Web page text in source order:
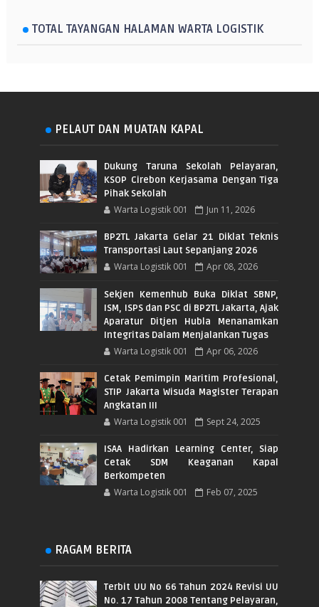
TOTAL TAYANGAN HALAMAN WARTA LOGISTIK
PELAUT DAN MUATAN KAPAL
Dukung Taruna Sekolah Pelayaran,
KSOP Cirebon Kerjasama Dengan Tiga
Pihak Sekolah
Warta Logistik 001 Jun 11, 2026
BP2TL Jakarta Gelar 21 Diklat Teknis
Transportasi Laut Sepanjang 2026
Warta Logistik 001 Apr 08, 2026
Sekjen Kemenhub Buka Diklat SBNP,
ISM, ISPS dan PSC di BP2TL Jakarta, Ajak
Aparatur Ditjen Hubla Menanamkan
Integritas Dalam Menjalankan Tugas
Warta Logistik 001 Apr 06, 2026
Cetak Pemimpin Maritim Profesional,
STIP Jakarta Wisuda Magister Terapan
Angkatan III
Warta Logistik 001 Sept 24, 2025
ISAA Hadirkan Learning Center, Siap
Cetak SDM Keaganan Kapal
Berkompeten
Warta Logistik 001 Feb 07, 2025
RAGAM BERITA
Terbit UU No 66 Tahun 2024 Revisi UU
No. 17 Tahun 2008 Tentang Pelayaran,